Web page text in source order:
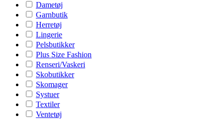
Dametøj
Garnbutik
Herretøj
Lingerie
Pelsbutikker
Plus Size Fashion
Renseri/Vaskeri
Skobutikker
Skomager
Systuer
Textiler
Ventetøj